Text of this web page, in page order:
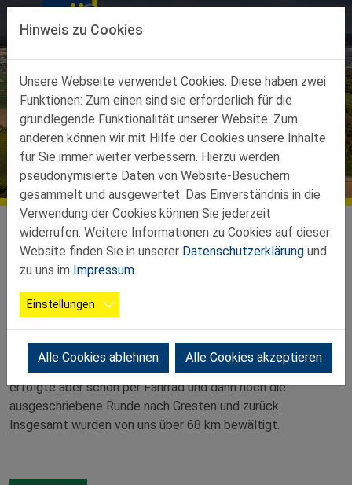
Direkt zur Hauptnavigation springen
Direkt zum Inhalt springen
Termine
Teilbezirke
Ortsgruppen Teilbez. Ybbs Bergland Petzenkirchen
Landes Radwandertag
Mit leider nur 7 Radlern war unsere OG vertreten. Die Anreise
erfolgte aber schon per Fahrrad und dann noch die
ausgeschriebene Runde nach Gresten und zurück.
Insgesamt wurden von uns über 68 km bewältigt.
Hinweis zu Cookies
Unsere Webseite verwendet Cookies. Diese haben zwei
Funktionen: Zum einen sind sie erforderlich für die
grundlegende Funktionalität unserer Website. Zum
anderen können wir mit Hilfe der Cookies unsere Inhalte
für Sie immer weiter verbessern. Hierzu werden
pseudonymisierte Daten von Website-Besuchern
gesammelt und ausgewertet. Das Einverständnis in die
Verwendung der Cookies können Sie jederzeit
widerrufen. Weitere Informationen zu Cookies auf dieser
Website finden Sie in unserer Datenschutzerklärung und
zu uns im Impressum.
Einstellungen
Alle Cookies ablehnen Alle Cookies akzeptieren